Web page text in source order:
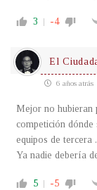
3 -4
El
6 años atrás
Mejor no hubieran
competición
equipos de tercera
Ya nadie debería
5 -5